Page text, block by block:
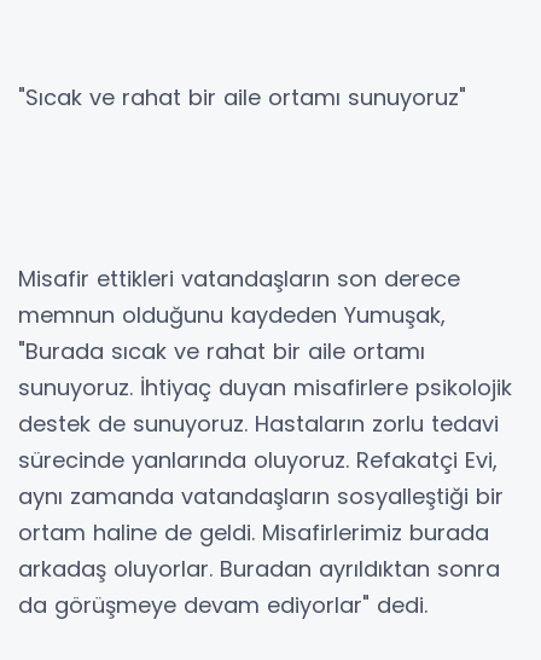
"Sıcak ve rahat bir aile ortamı sunuyoruz"
Misafir ettikleri vatandaşların son derece
memnun olduğunu kaydeden Yumuşak,
"Burada sıcak ve rahat bir aile ortamı
sunuyoruz. İhtiyaç duyan misafirlere psikolojik
destek de sunuyoruz. Hastaların zorlu tedavi
sürecinde yanlarında oluyoruz. Refakatçi Evi,
aynı zamanda vatandaşların sosyalleştiği bir
ortam haline de geldi. Misafirlerimiz burada
arkadaş oluyorlar. Buradan ayrıldıktan sonra
da görüşmeye devam ediyorlar" dedi.